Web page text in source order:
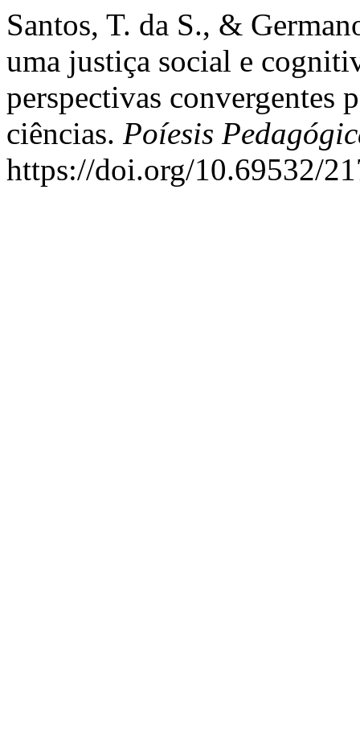
Santos, T. da S., &
uma justiça social e
perspectivas convergentes
ciências. Poíesis
https://doi.org/10.69532/